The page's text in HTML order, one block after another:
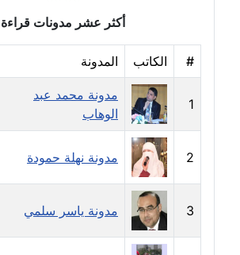
مدونة خالد منير
عاملة
مدونة خليل السيد
عاملة
مدونة خولة سعيدان
عاملة
مدونة داليا السعيد
موقوف
أكثر عشر مدونات قراءة
# الكاتب المدونة
1
مدونة محمد عبد
الوهاب
2 مدونة نهلة حمودة
3 مدونة ياسر سلمي